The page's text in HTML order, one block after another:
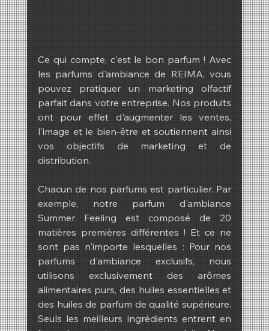
Printemps
Ce qui compte, c'est le bon parfum ! Avec
les parfums d'ambiance de REIMA, vous
pouvez pratiquer un marketing olfactif
parfait dans votre entreprise. Nos produits
ont pour effet d'augmenter les ventes,
l'image et le bien-être et soutiennent ainsi
vos objectifs de marketing et de
distribution.
Chacun de nos parfums est particulier. Par
exemple, notre parfum d'ambiance
Summer Feeling est composé de 20
matières premières différentes ! Et ce ne
sont pas n'importe lesquelles : Pour nos
parfums d'ambiance exclusifs, nous
utilisons exclusivement des arômes
alimentaires purs, des huiles essentielles et
des huiles de parfum de qualité supérieure.
Seuls les meilleurs ingrédients entrent en